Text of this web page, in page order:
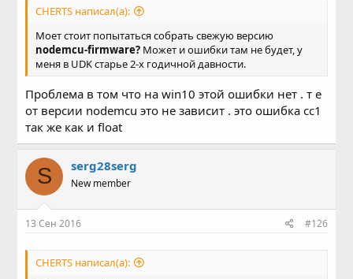
CHERTS написал(а):
Моет стоит попытаться собрать свежую версию
nodemcu-firmware? Может и ошибки там не будет, у
меня в UDK старье 2-х годичной давности.
Проблема в том что на win10 этой ошибки нет . т е
от версии nodemcu это не зависит . это ошибка сс1
так же как и float
S serg28serg
New member
13 Сен 2016 #126
CHERTS написал(а):